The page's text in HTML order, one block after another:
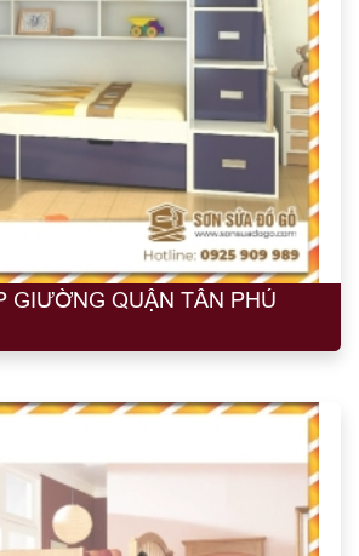
GIƯỜNG QUẬN TÂN PHÚ